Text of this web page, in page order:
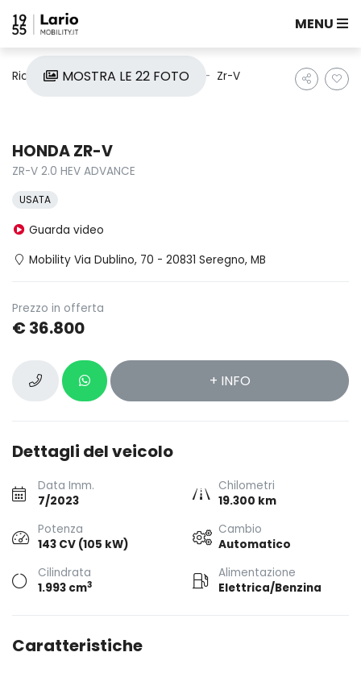
MENU
Ricerca auto Usate Honda Zr-V
MOSTRA LE 22 FOTO
HONDA ZR-V
ZR-V 2.0 HEV ADVANCE
USATA
Guarda video
Mobility Via Dublino, 70 - 20831 Seregno, MB
Prezzo in offerta
€ 36.800
+ INFO
Dettagli del veicolo
Data Imm.
7/2023
Chilometri
19.300 km
Potenza
143 CV (105 kW)
Cambio
Automatico
Cilindrata
1.993 cm3
Alimentazione
Elettrica/Benzina
Caratteristiche